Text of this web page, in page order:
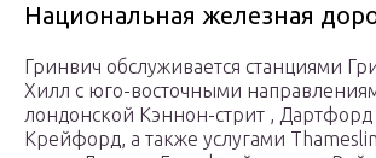
Национальная железная
Гринвич обслуживается станциями
Хилл с юго-восточными
лондонской Кэннон-стрит , Дартфорд
Крейфорд, а также услугами